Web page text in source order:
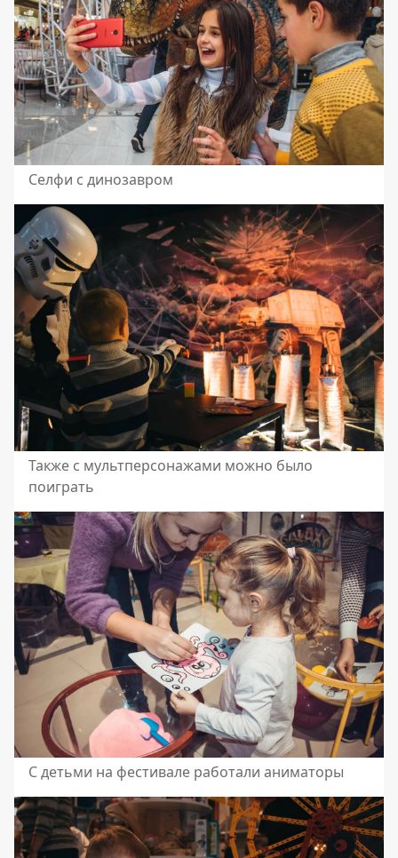
Селфи с динозавром
Также с мультперсонажами можно было
поиграть
С детьми на фестивале работали аниматоры